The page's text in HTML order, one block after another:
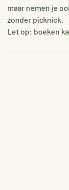
maar nemen je
zonder picknick.
Let op: boeken